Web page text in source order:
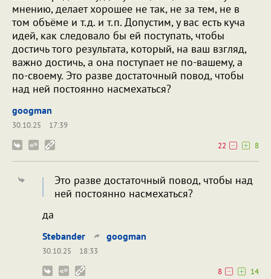
мнению, делает хорошее не так, не за тем, не в
том объёме и т.д. и т.п. Допустим, у вас есть куча
идей, как следовало бы ей поступать, чтобы
достичь того результата, который, на ваш взгляд,
важно достичь, а она поступает не по-вашему, а
по-своему. Это разве достаточный повод, чтобы
над ней постоянно насмехаться?
googman
30.10.25
17:39
22
8
Это разве достаточный повод, чтобы над
ней постоянно насмехаться?
да
Stebander googman
30.10.25
18:33
8
14